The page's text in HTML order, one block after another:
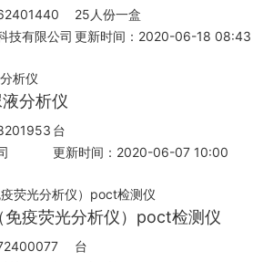
25人份一盒
技有限公司 更新时间：2020-06-18 08:43
分析仪
台
更新时间：2020-06-07 10:00
免疫荧光分析仪）poct检测仪
台